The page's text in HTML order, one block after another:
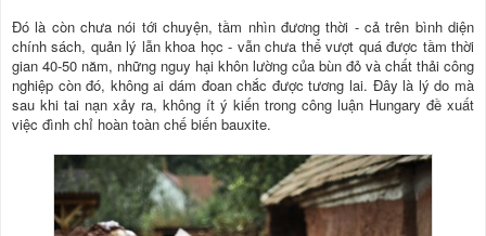
Đó là còn chưa nói tới chuyện, tầm nhìn đương thời - cả trên bình diện
chính sách, quản lý lẫn khoa học - vẫn chưa thể vượt quá được tầm thời
gian 40-50 năm, những nguy hại khôn lường của bùn đỏ và chất thải công
nghiệp còn đó, không ai dám đoan chắc được tương lai. Ðây là lý do mà
sau khi tai nạn xảy ra, không ít ý kiến trong công luận Hungary đề xuất
việc đình chỉ hoàn toàn chế biến bauxite.